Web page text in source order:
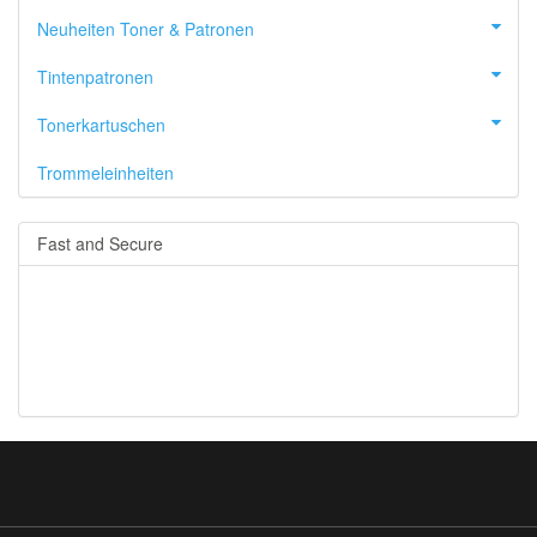
Neuheiten Toner & Patronen
Tintenpatronen
Tonerkartuschen
Trommeleinheiten
Fast and Secure